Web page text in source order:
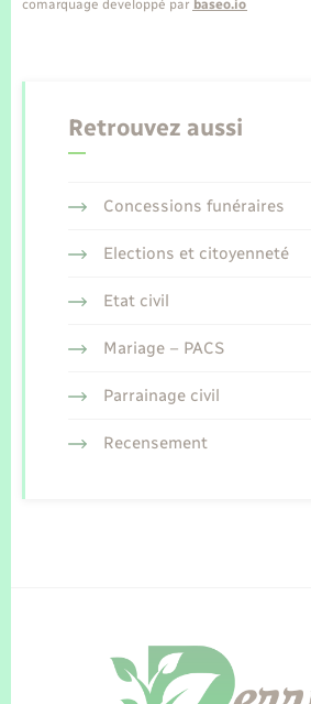
comarquage developpé par baseo.io
Retrouvez aussi
Concessions funéraires
Elections et citoyenneté
Etat civil
Mariage – PACS
Parrainage civil
Recensement